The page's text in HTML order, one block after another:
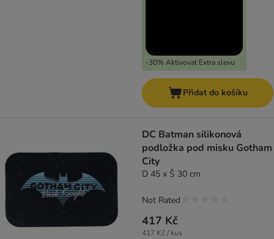
-30% Aktivovat Extra slevu
Přidat do košíku
DC Batman silikonová
podložka pod misku Gotham
City
D 45 x Š 30 cm
417 Kč
417 Kč / kus
Not Rated